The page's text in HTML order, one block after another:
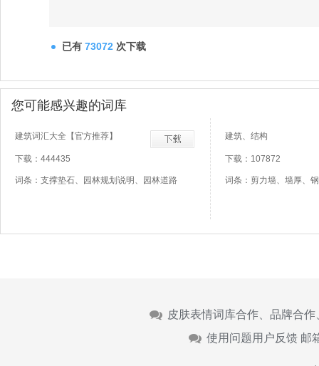
已有 73072 次下载
您可能感兴趣的词库
建筑词汇大全【官方推荐】
下载：444435
词条：支撑垫石、园林规划说明、园林道路
建筑、结构
下载：107872
词条：剪力墙、墙厚、
皮肤表情词库合作、品牌合
使用问题用户反馈 邮